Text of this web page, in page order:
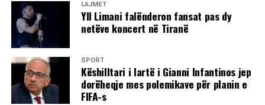
LAJMET
Yll Limani falënderon fansat pas dy
netëve koncert në Tiranë
SPORT
Këshilltari i lartë i Gianni Infantinos jep
dorëheqje mes polemikave për planin e
FIFA-s